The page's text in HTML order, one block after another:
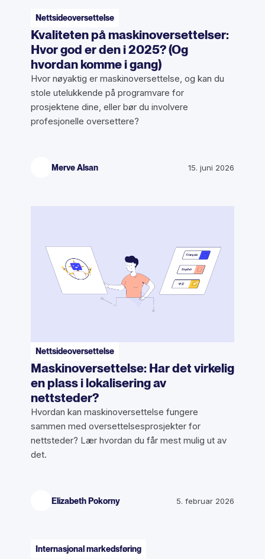
Nettsideoversettelse
Kvaliteten på maskinoversettelser:
Hvor god er den i 2025? (Og
hvordan komme i gang)
Hvor nøyaktig er maskinoversettelse, og kan du
stole utelukkende på programvare for
prosjektene dine, eller bør du involvere
profesjonelle oversettere?
Merve Alsan 15. juni 2026
Nettsideoversettelse
Maskinoversettelse: Har det virkelig
en plass i lokalisering av
nettsteder?
Hvordan kan maskinoversettelse fungere
sammen med oversettelsesprosjekter for
nettsteder? Lær hvordan du får mest mulig ut av
det.
Elizabeth Pokorny 5. februar 2026
Internasjonal markedsføring